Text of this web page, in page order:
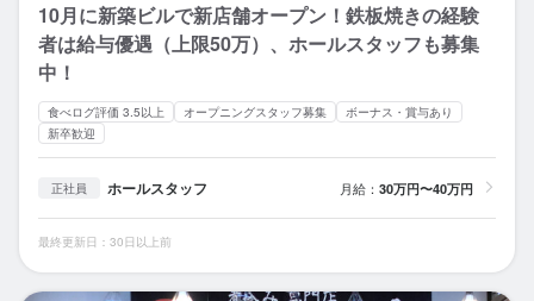
10月に新築ビルで新店舗オープン！鉄板焼きの経験
者は給与優遇（上限50万）、ホールスタッフも募集
中！
食べログ評価 3.5以上 オープニングスタッフ募集
ボーナス・賞与あり
新卒歓迎
正社員 ホールスタッフ 月給： 30万円〜40万円
最終更新日：30日以上前